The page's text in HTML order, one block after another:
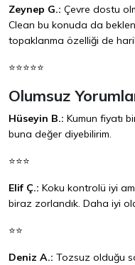
Zeynep G.: Çevre dostu
Clean bu konuda da
topaklanma özelliği de
⭐⭐⭐⭐⭐
Olumsuz
Hüseyin B.: Kumun fiyatı
buna değer diyebilirim.
⭐⭐⭐
Elif Ç.: Koku kontrolü iyi
biraz zorlandık. Daha iyi
⭐⭐
Deniz A.: Tozsuz olduğu